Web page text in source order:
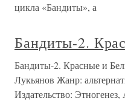
цикла «Бандиты», а
Бандиты-2.
Бандиты-2. Красные и
Лукьянов Жанр:
Издательство: